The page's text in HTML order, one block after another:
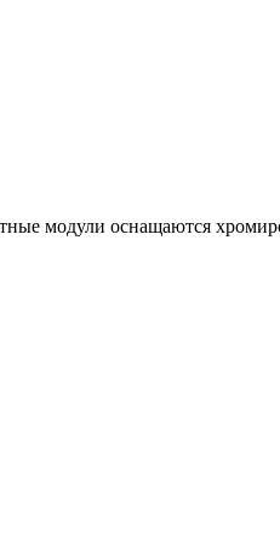
модули оснащаются